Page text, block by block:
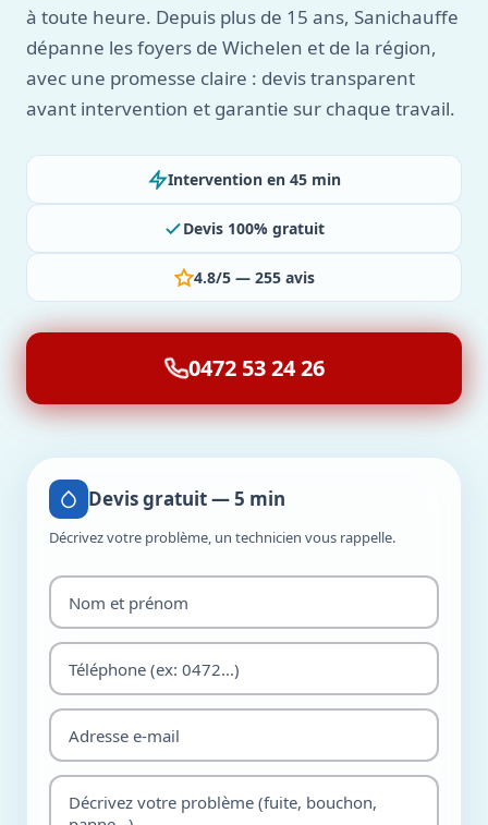
à toute heure. Depuis plus de 15 ans, Sanichauffe
dépanne les foyers de Wichelen et de la région,
avec une promesse claire : devis transparent
avant intervention et garantie sur chaque travail.
Intervention en 45 min
Devis 100% gratuit
4.8/5 — 255 avis
0472 53 24 26
Devis gratuit — 5 min
Décrivez votre problème, un technicien vous rappelle.